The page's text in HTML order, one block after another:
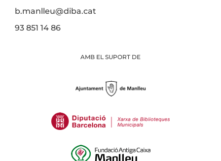
b.manlleu@diba.cat
93 851 14 86
AMB EL SUPORT DE